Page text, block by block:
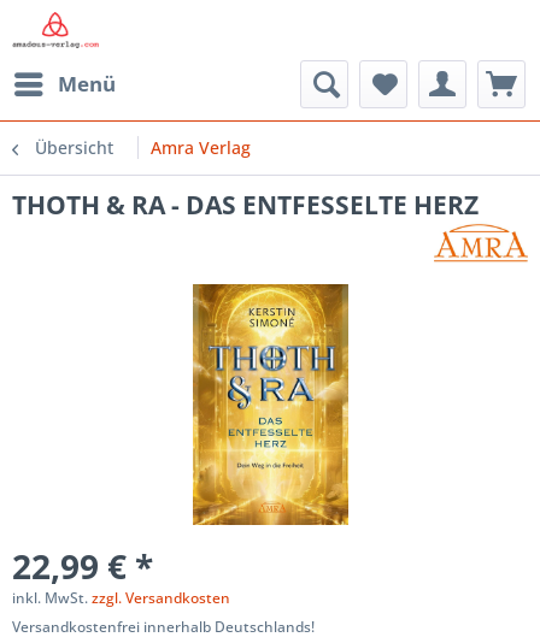
Menü
Übersicht Amra Verlag
THOTH & RA - DAS ENTFESSELTE HERZ
22,99 € *
inkl. MwSt.zzgl. Versandkosten
Versandkostenfrei innerhalb Deutschlands!